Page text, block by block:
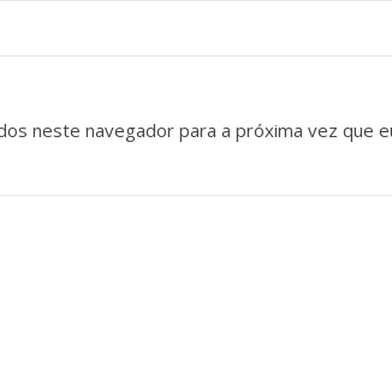
neste navegador para a próxima vez que